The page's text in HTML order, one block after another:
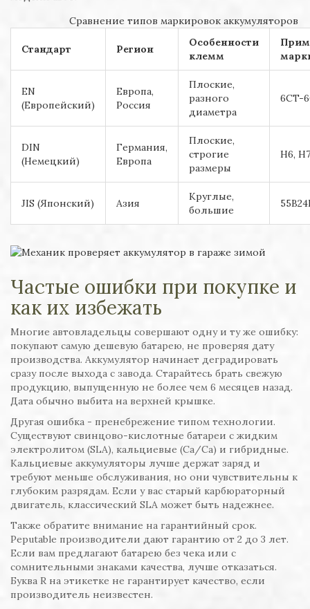
Сравнение типов маркировок аккумуляторов
Стандарт Регион
Особенности
клемм
EN
(Европейский)
Европа,
Россия
Плоские,
разного
диаметра
6CT-
DIN
(Немецкий)
Германия,
Европа
Плоские,
строгие
размеры
H6, H7
JIS (Японский) Азия
Круглые,
большие
Частые ошибки при покупке и
как их избежать
Многие автовладельцы совершают одну и ту же ошибку:
покупают самую дешевую батарею, не проверяя дату
производства. Аккумулятор начинает деградировать
сразу после выхода с завода. Старайтесь брать свежую
продукцию, выпущенную не более чем 6 месяцев назад.
Дата обычно выбита на верхней крышке.
Другая ошибка - пренебрежение типом технологии.
Существуют свинцово-кислотные батареи с жидким
электролитом (SLA), кальциевые (Ca/Ca) и гибридные.
Кальциевые аккумуляторы лучше держат заряд и
требуют меньше обслуживания, но они чувствительны к
глубоким разрядам. Если у вас старый карбюраторный
двигатель, классический SLA может быть надежнее.
Также обратите внимание на гарантийный срок.
Реputable производители дают гарантию от 2 до 3 лет.
Если вам предлагают батарею без чека или с
сомнительными знаками качества, лучше отказаться.
Буква R на этикетке не гарантирует качество, если
производитель неизвестен.